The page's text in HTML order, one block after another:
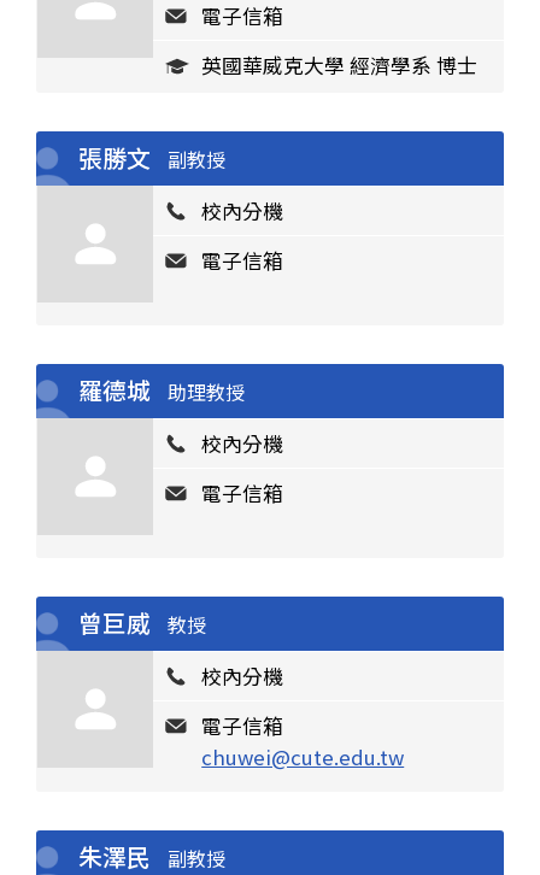
電子信箱
英國華威克大學 經濟學系 博士
張勝文 副教授
校內分機
電子信箱
羅德城 助理教授
校內分機
電子信箱
曾巨威 教授
校內分機
電子信箱
chuwei@cute.edu.tw
朱澤民 副教授